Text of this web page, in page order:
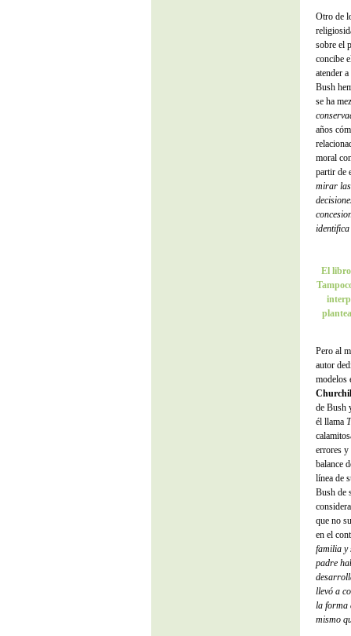
Otro de
sobre el
concibe
atender
Bush
se ha
años
moral
partir de
mirar las
El libro
Pero al
autor
modelos
de Bush
él llama
errores y
balance
línea de
Bush de
que no
en el
familia y
padre
llevó a
la forma
mismo